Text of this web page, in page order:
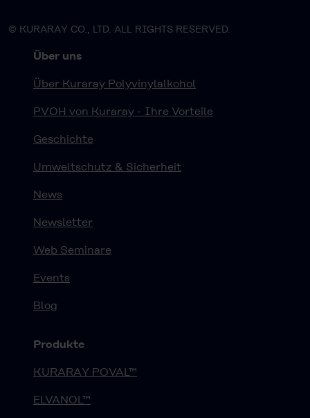
© KURARAY CO., LTD. ALL RIGHTS RESERVED.
Über uns
Über Kuraray Polyvinylalkohol
PVOH von Kuraray - Ihre Vorteile
Geschichte
Umweltschutz & Sicherheit
News
Newsletter
Web Seminare
Events
Blog
Produkte
KURARAY POVAL™
ELVANOL™